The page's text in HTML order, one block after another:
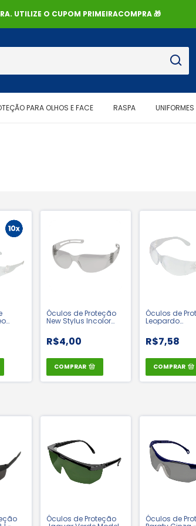
UTILIZE O CUPOM PRIMEIRACOMPRA 🎁
PARA OLHOS E FACE RASPA
Óculos de Proteção
New Stylus Incolor
Valeplast | CA 42721
R$4,00
COMPRAR
Óculos de
Leopardo
Incolor -
11268
R$7,58
COMPRAR
Óculos de Proteção Óculos de